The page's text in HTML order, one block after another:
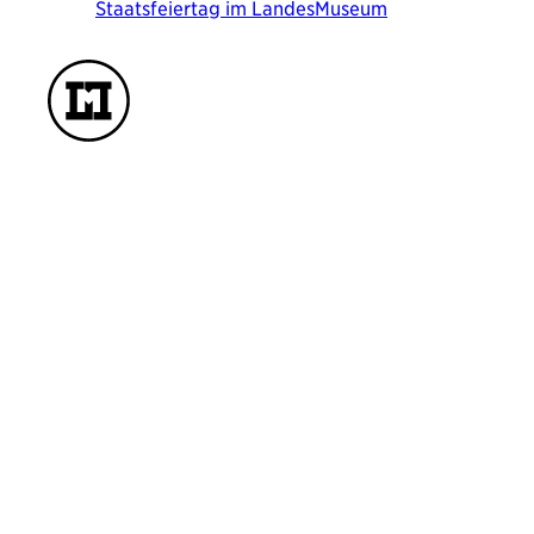
Staatsfeiertag im LandesMuseum